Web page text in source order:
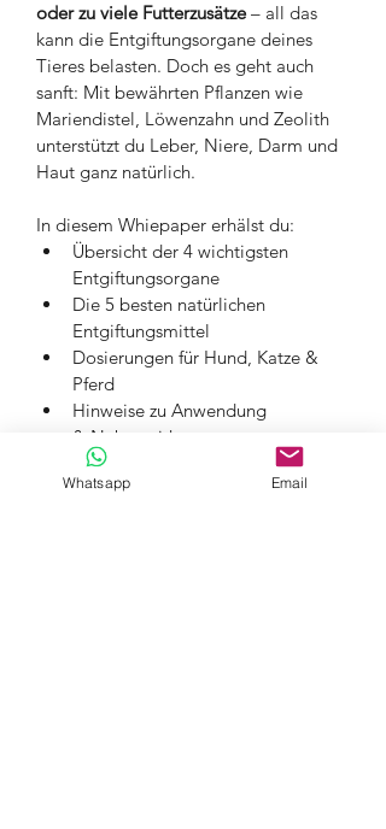
oder zu viele Futterzusätze – all das
kann die Entgiftungsorgane deines
Tieres belasten. Doch es geht auch
sanft: Mit bewährten Pflanzen wie
Mariendistel, Löwenzahn und Zeolith
unterstützt du Leber, Niere, Darm und
Haut ganz natürlich.
In diesem Whiepaper erhälst du:
Übersicht der 4 wichtigsten
Entgiftungsorgane
Die 5 besten natürlichen
Entgiftungsmittel
Dosierungen für Hund, Katze &
Pferd
Hinweise zu Anwendung
& Nebenwirkungen
➔ Jetzt deinem Tier eine sanfte
Whatsapp Email